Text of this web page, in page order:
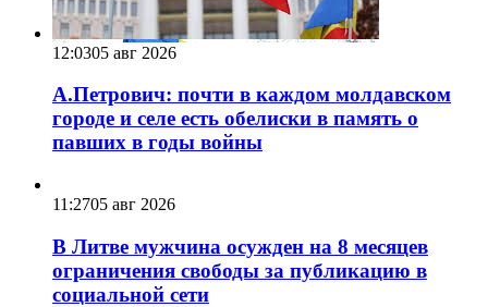
12:0305 авг 2026
А.Петрович: почти в каждом молдавском
городе и селе есть обелиски в память о
павших в годы войны
11:2705 авг 2026
В Литве мужчина осужден на 8 месяцев
ограничения свободы за публикацию в
социальной сети